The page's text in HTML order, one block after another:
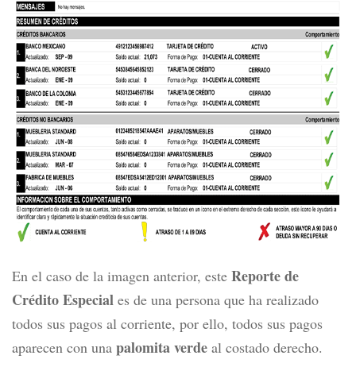
En el caso de la imagen anterior, este Reporte de
Crédito Especial es de una persona que ha realizado
todos sus pagos al corriente, por ello, todos sus pagos
aparecen con una palomita verde al costado derecho.